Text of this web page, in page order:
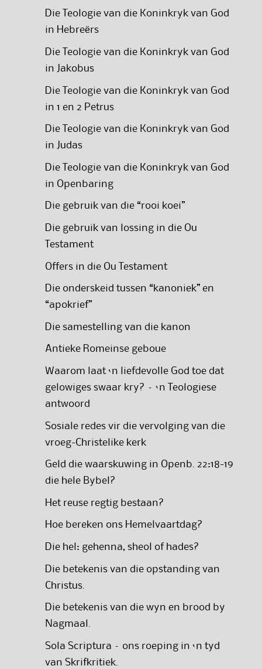
Die Teologie van die Koninkryk van God
in Hebreërs
Die Teologie van die Koninkryk van God
in Jakobus
Die Teologie van die Koninkryk van God
in 1 en 2 Petrus
Die Teologie van die Koninkryk van God
in Judas
Die Teologie van die Koninkryk van God
in Openbaring
Die gebruik van die “rooi koei”
Die gebruik van lossing in die Ou
Testament
Offers in die Ou Testament
Die onderskeid tussen “kanoniek” en
“apokrief”
Die samestelling van die kanon
Antieke Romeinse geboue
Waarom laat ‘n liefdevolle God toe dat
gelowiges swaar kry? – ‘n Teologiese
antwoord
Sosiale redes vir die vervolging van die
vroeg-Christelike kerk
Geld die waarskuwing in Openb. 22:18-19
die hele Bybel?
Het reuse regtig bestaan?
Hoe bereken ons Hemelvaartdag?
Die hel: gehenna, sheol of hades?
Die betekenis van die opstanding van
Christus.
Die betekenis van die wyn en brood by
Nagmaal.
Sola Scriptura – ons roeping in ‘n tyd
van Skrifkritiek.